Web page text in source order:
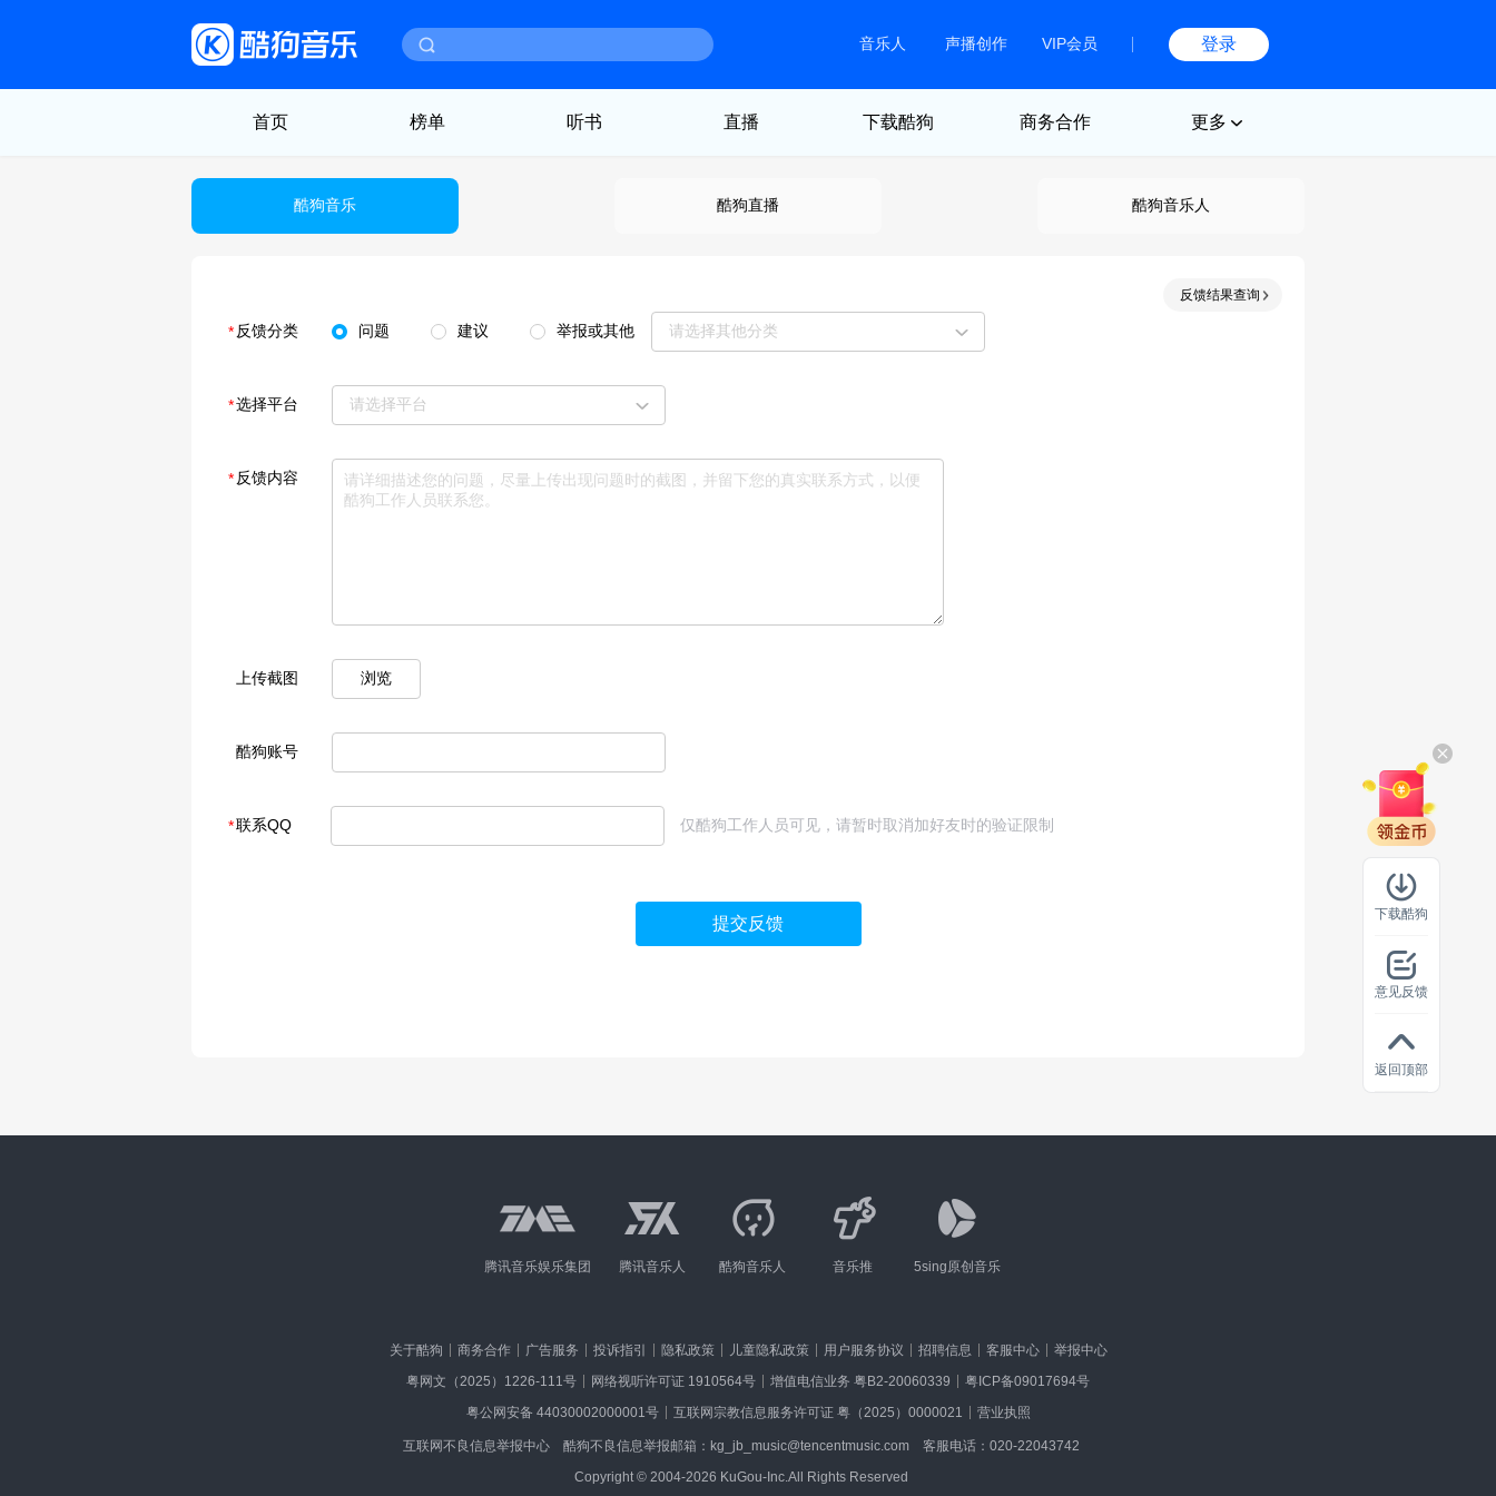
音乐人 声播创作 VIP会员 登录
首页 榜单 听书 直播 下载酷狗 商务合作 更多
酷狗音乐 酷狗直播 酷狗音乐人
反馈分类 问题 建议 举报或其他 请选择其他分类
选择平台 请选择平台
反馈内容
上传截图 浏览
酷狗账号
联系QQ 仅酷狗工作人员可见，请暂时取消加好友时的验证限制
提交反馈
反馈结果查询
腾讯音乐娱乐集团 腾讯音乐人 酷狗音乐人 音乐推 5sing原创音乐
关于酷狗 商务合作 广告服务 投诉指引 隐私政策 儿童隐私政策 用户服务协议 招聘信息 客服中心
举报中心
粤网文（2025）1226-111号
网络视听许可证 1910564号 增值电信业务 粤B2-20060339
粤ICP备09017694号
粤公网安备 44030002000001号
互联网宗教信息服务许可证 粤（2025）0000021 营业执照
互联网不良信息举报中心 酷狗不良信息举报邮箱：kg_jb_music@tencentmusic.com
客服电话：020-22043742
Copyright © 2004-2026 KuGou-Inc.All Rights Reserved
下载酷狗
意见反馈
返回顶部